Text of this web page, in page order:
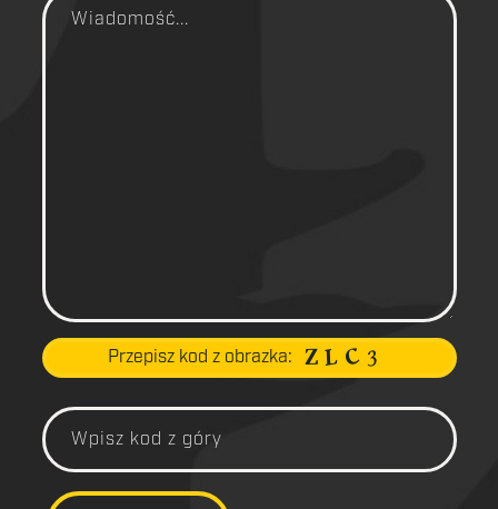
Przepisz kod z obrazka: